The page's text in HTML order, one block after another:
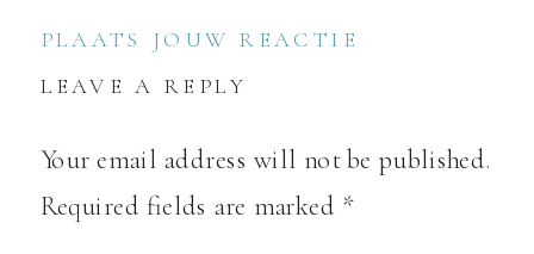
PLAATS JOUW REACTIE
LEAVE A REPLY
Your email address will not be published.
Required fields are marked *